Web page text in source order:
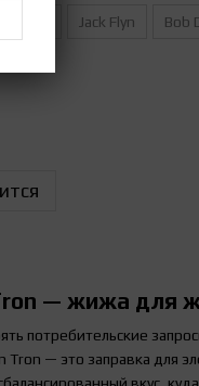
Jack Flyn Bob
— жижа для
потребительские
— это заправка для